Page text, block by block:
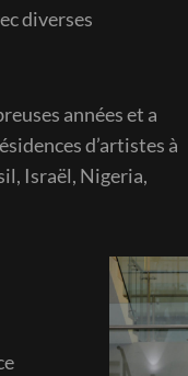
diverses
années et a
d’artistes à
Israël, Nigeria,